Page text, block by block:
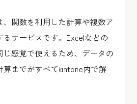
、関数を利用した計算や複数ア
るサービスです。Excelなどの
感覚で使えるため、データの
までがすべてkintone内で解